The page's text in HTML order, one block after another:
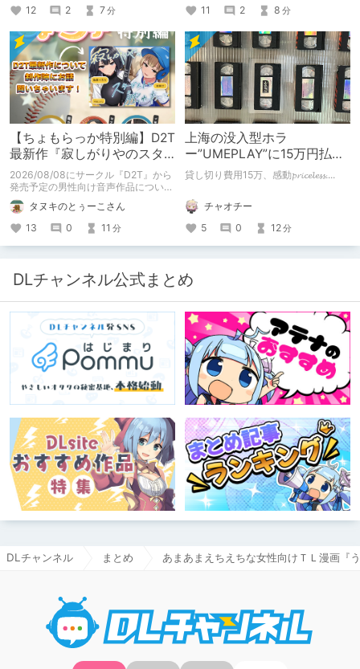
12
2 7分
11
2 8 分
【ちょもらっか特別編】D2T
最新作『寂しがりやのスタ
ーダストと触れあって』制
作陣にインタビュー！🎤
2026/08/08にサークル『D2T』から
発売予定の男性向け音声作品について
逆神ラニさんと不束こけしさんにお話
聞いちゃいました！夏コミに関する告
知もあります！
タヌキのとぅーこさん
13
0 11 分
上海の没入型ホラ
ー”UMEPLAY”に15万円払っ
たら、2作品とも号泣した※
貸し切り費用15万、感動𝓹𝓻𝓲𝓬𝓮𝓵𝓮𝓼𝓼....
チャオチー
5
0 12分
DLチャンネル公式まとめ
DLチャンネル まとめ あまあまえちえちな女性向けＴＬ漫画『